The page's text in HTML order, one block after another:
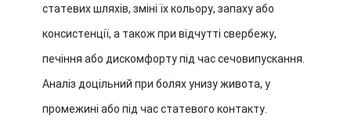
статевих шляхів, зміні їх кольору, запаху або
консистенції, а також при відчутті свербежу,
печіння або дискомфорту під час сечовипускання.
Аналіз доцільний при болях унизу живота, у
промежині або під час статевого контакту.